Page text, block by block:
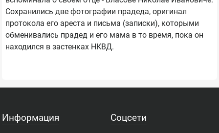
Сохранились две фотографии прадеда, оригинал
протокола его ареста и письма (записки), которыми
обменивались прадед и его мама в то время, пока он
находился в застенках НКВД.
Информация Соцсети